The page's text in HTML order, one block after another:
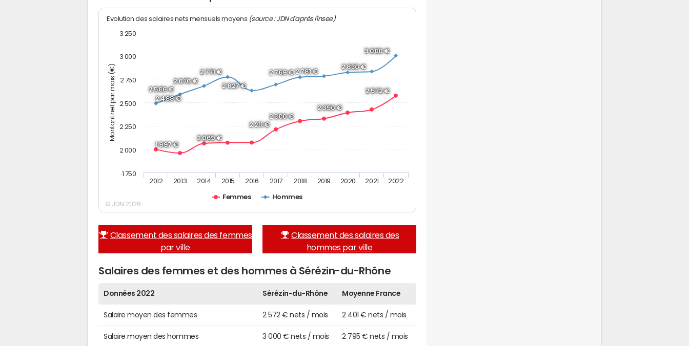
Montant net par mois (€)
Evolution des salaires nets mensuels moyens (source : JDN d'après l'Insee)
1 997 €
2 069 €
2 211 €
2 300 €
2 390 €
2 572 €
2 488 €
2 586 €
2 676 €
2 771 €
2 627 €
2 769 € 2 781 €
2 830 €
3 000 €
Femmes Hommes
2012 2013 2014 2015 2016 2017 2018 2019 2020 2021 2022
1 750
2 000
2 250
2 500
2 750
3 000
3 250
© JDN 2026
Classement des salaires des femmes
par ville
Classement des salaires des
hommes par ville
Salaires des femmes et des hommes à Sérézin-du-Rhône
Données 2022 Sérézin-du-Rhône Moyenne France
Salaire moyen des femmes 2 572 € nets / mois 2 401 € nets / mois
Salaire moyen des hommes 3 000 € nets / mois 2 795 € nets / mois